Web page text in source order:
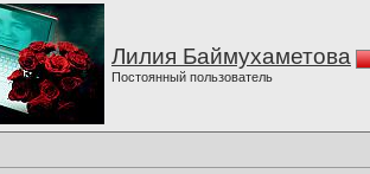
Лилия Баймухаметова
Постоянный пользователь